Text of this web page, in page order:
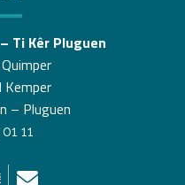
Ti Kêr Pluguen
Kemper
– Pluguen
11